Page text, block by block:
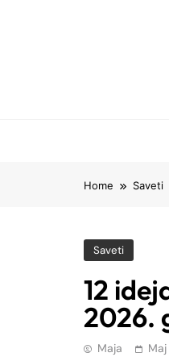
Home Saveti
Saveti
12
2026.
Maja Maj